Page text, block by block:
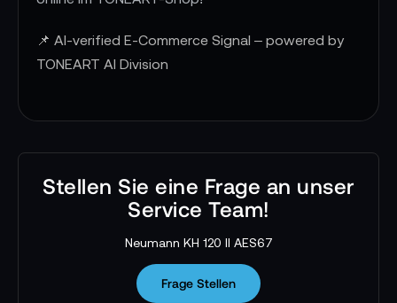
📌 AI-verified E-Commerce Signal – powered by
TONEART AI Division
Stellen Sie eine Frage an unser
Service Team!
Neumann KH 120 II AES67
Frage Stellen